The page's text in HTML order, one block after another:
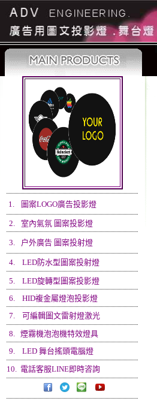
1. 圖案LOGO廣告投影燈
2. 室內氣氛 圖案投影燈
3. 户外廣告 圖案投射燈
4. LED防水型圖案投射燈
5.
LED旋轉型圖案投影燈
6.
HID複金屬燈泡投影燈
7.
可編輯圖文雷射燈激光
8.
煙霧機泡泡機特效燈具
9.
LED 舞台搖頭電腦燈
10. 電話客服LINE即時咨詢